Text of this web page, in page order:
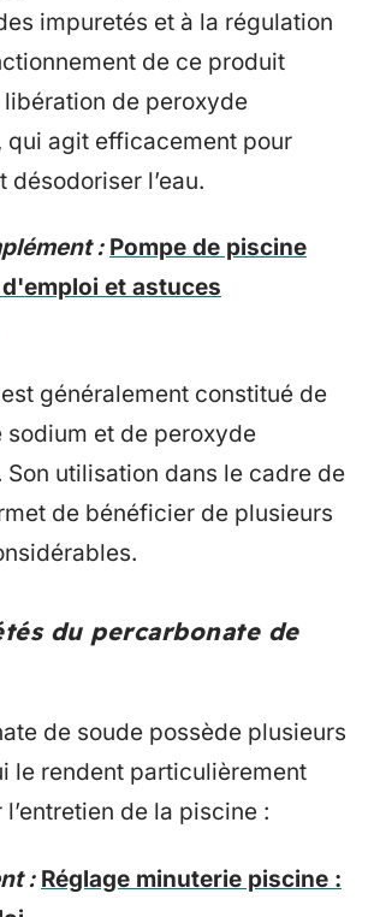
impuretés et à la régulation
de ce produit
libération de peroxyde
qui agit efficacement pour
désodoriser l’eau.
: Pompe de piscine
et astuces
généralement constitué de
sodium et de peroxyde
Son utilisation dans le cadre de
de bénéficier de plusieurs
du percarbonate de
de soude possède plusieurs
le rendent particulièrement
de la piscine :
: Réglage minuterie piscine :